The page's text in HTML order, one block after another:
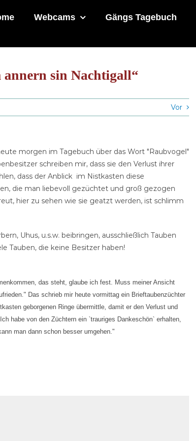
Webcams Gängs Tagebuch
annern sin Nachtigall“
Vor
morgen im Tagebuch über das Wort "Raubvogel"
schreiben mir, dass sie den Verlust ihrer
dass der Anblick im Nistkasten diese
die man liebevoll gezüchtet und groß gezogen
hier zu sehen wie sie geatzt werden, ist schlimm
Uhus, u.s.w. beibringen, ausschließlich Tauben
Tauben, die keine Besitzer haben!
das steht, glaube ich fest. Muss meiner Ansicht
Das schrieb mir heute vormittag ein Brieftaubenzüchter
geborgenen Ringe übermittle, damit er den Verlust und
habe von den Züchtern ein `trauriges Dankeschön` erhalten,
man dann schon besser umgehen."